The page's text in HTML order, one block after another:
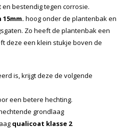
en bestendig tegen corrosie.
hoog onder de plantenbak en
Zo heeft de plantenbak een
deze een klein stukje boven de
is, krijgt deze de volgende
een betere hechting.
grondlaag
qualicoat klasse 2